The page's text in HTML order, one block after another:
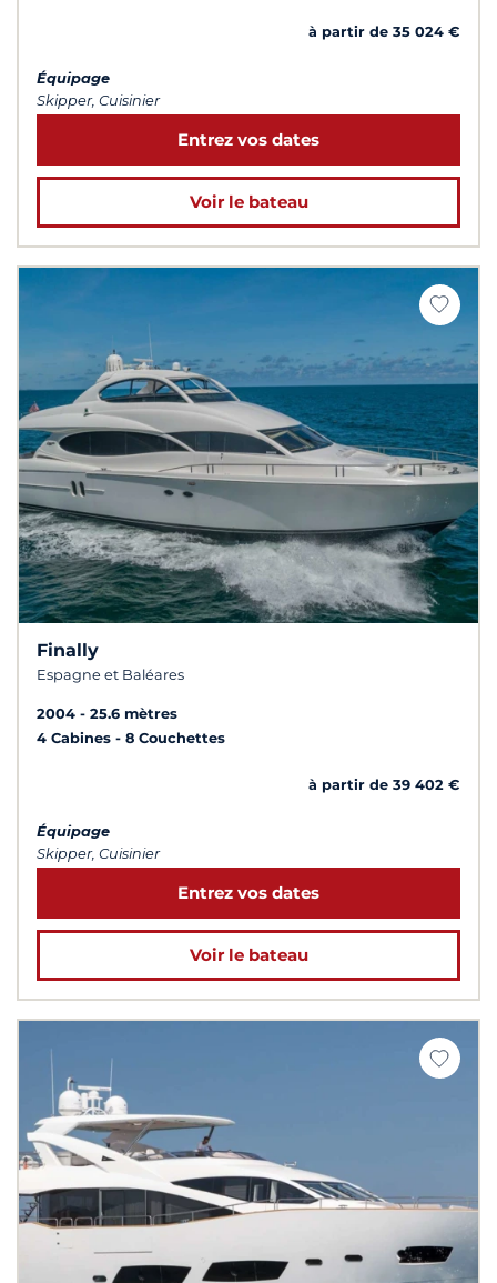
à partir de 35 024 €
Équipage
Skipper, Cuisinier
Entrez vos dates
Voir le bateau
Finally
Espagne et Baléares
2004
25.6 mètres
4 Cabines
8 Couchettes
à partir de 39 402 €
Équipage
Skipper, Cuisinier
Entrez vos dates
Voir le bateau